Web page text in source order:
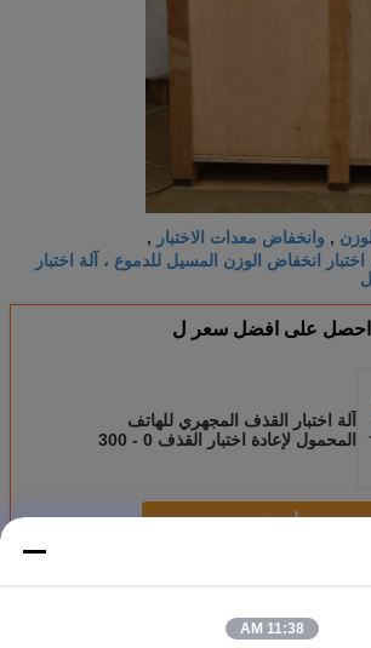
, وانخفاض معدات الاختبار ,
انخفاض الوزن المسيل للدموع ، آلة اختبار
احصل على افضل سعر ل
آلة اختبار القذف المجهري للهاتف
المحمول لإعادة اختبار القذف 0 - 300
استمر
11:38 AM